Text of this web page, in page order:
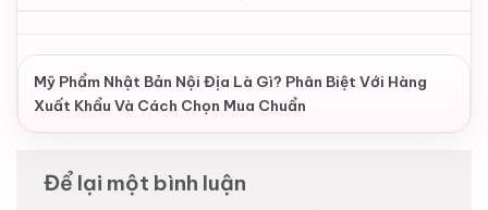
Mỹ Phẩm Nhật Bản Nội Địa Là Gì? Phân Biệt Với Hàng
Xuất Khẩu Và Cách Chọn Mua Chuẩn
Để lại một bình luận